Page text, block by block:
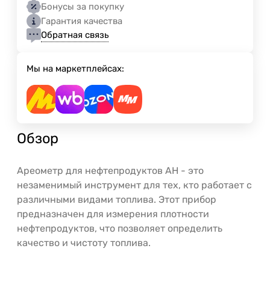
Бонусы за покупку
Гарантия качества
Обратная связь
Мы на маркетплейсах:
Обзор
Ареометр для нефтепродуктов АН - это
незаменимый инструмент для тех, кто работает с
различными видами топлива. Этот прибор
предназначен для измерения плотности
нефтепродуктов, что позволяет определить
качество и чистоту топлива.